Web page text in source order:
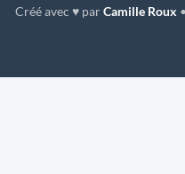
Créé avec ♥ parCamille Roux •